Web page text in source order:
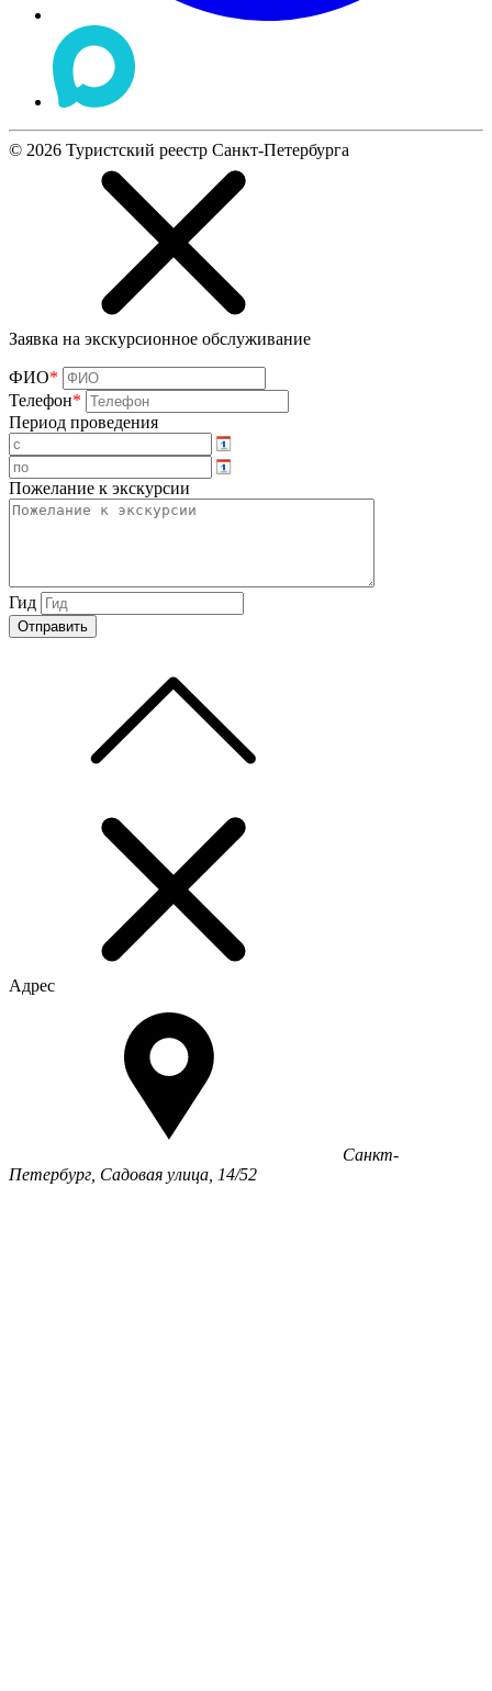
© 2026 Туристский реестр Санкт-Петербурга
Заявка на экскурсионное обслуживание
ФИО*
Телефон*
Период проведения
Пожелание к экскурсии
Гид
Адрес
Санкт-
Петербург, Садовая улица, 14/52